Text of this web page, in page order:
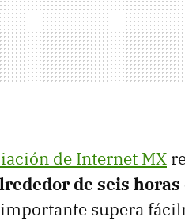
de Internet MX
de seis
supera